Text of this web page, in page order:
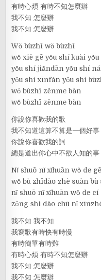
有時心煩 有時不知怎麼辦
我不知 怎麼辦
我不知 怎麼辦
Wǒ bùzhī wǒ bùzhī
wǒ xiě gē yǒu shí kuài
yǒu shí jiǎndān yǒu shí
yǒu shí xīnfán yǒu shí
wǒ bùzhī zěnme bàn
wǒ bùzhī zěnme bàn
你說你喜歡我的歌
我不知道這算不算是一個好
你說你喜歡我的詞
總是道出你心中不欲人知的
Nǐ shuō nǐ xǐhuān wǒ de gē
wǒ bù zhīdào zhè suàn
nǐ shuō nǐ xǐhuān wǒ de cí
zǒng shì dào chū nǐ
我不知 我不知
我寫歌有時快有時慢
有時簡單有時難
有時心煩 有時不知怎麼辦
我不知 怎麼辦
我不知 怎麼辦